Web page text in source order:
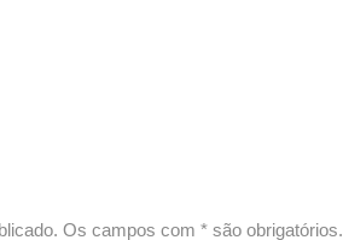
Os campos com * são obrigatórios.